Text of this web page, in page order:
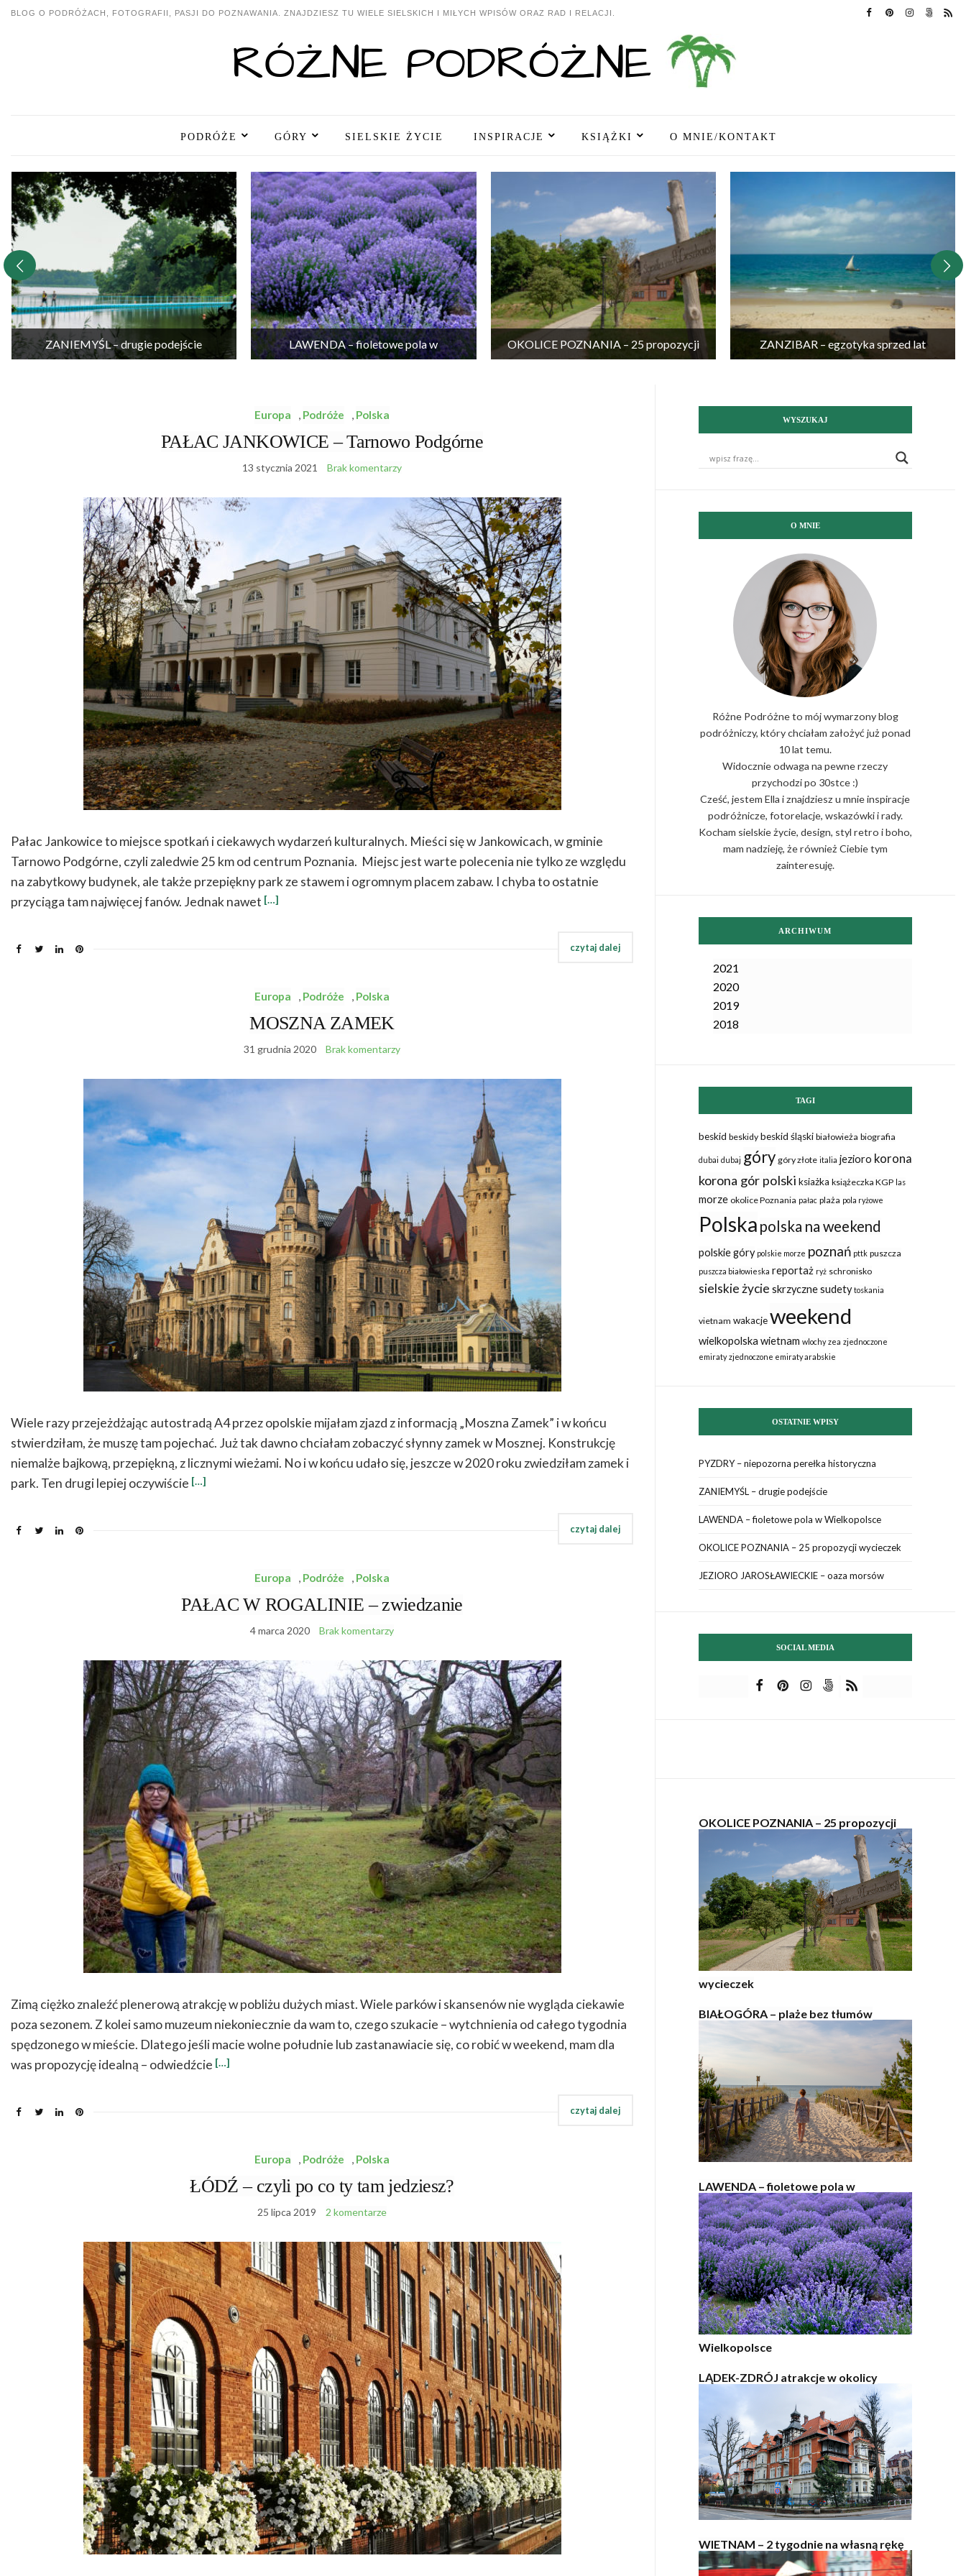
BLOG O PODRÓŻACH, FOTOGRAFII, PASJI DO POZNAWANIA. ZNAJDZIESZ TU WIELE SIELSKICH I MIŁYCH WPISÓW ORAZ RAD I RELACJI.
PODRÓŻE GÓRY SIELSKIE ŻYCIE INSPIRACJE KSIĄŻKI O MNIE/KONTAKT
ZANIEMYŚL – drugie podejście
LAWENDA – fioletowe pola w
OKOLICE POZNANIA – 25 propozycji
ZANZIBAR – egzotyka sprzed lat
Europa , Podróże , Polska
PAŁAC JANKOWICE – Tarnowo Podgórne
13 stycznia 2021 Brak komentarzy
Pałac Jankowice to miejsce spotkań i ciekawych wydarzeń kulturalnych. Mieści się w Jankowicach, w gminie
Tarnowo Podgórne, czyli zaledwie 25 km od centrum Poznania. Miejsc jest warte polecenia nie tylko ze względu
na zabytkowy budynek, ale także przepiękny park ze stawem i ogromnym placem zabaw. I chyba to ostatnie
przyciąga tam najwięcej fanów. Jednak nawet […]
Europa , Podróże , Polska
MOSZNA ZAMEK
31 grudnia 2020 Brak komentarzy
Wiele razy przejeżdżając autostradą A4 przez opolskie mijałam zjazd z informacją „Moszna Zamek” i w końcu
stwierdziłam, że muszę tam pojechać. Już tak dawno chciałam zobaczyć słynny zamek w Mosznej. Konstrukcję
niemalże bajkową, przepiękną, z licznymi wieżami. No i w końcu udało się, jeszcze w 2020 roku zwiedziłam zamek i
park. Ten drugi lepiej oczywiście […]
Europa , Podróże , Polska
PAŁAC W ROGALINIE – zwiedzanie
4 marca 2020 Brak komentarzy
Zimą ciężko znaleźć plenerową atrakcję w pobliżu dużych miast. Wiele parków i skansenów nie wygląda ciekawie
poza sezonem. Z kolei samo muzeum niekoniecznie da wam to, czego szukacie – wytchnienia od całego tygodnia
spędzonego w mieście. Dlatego jeśli macie wolne południe lub zastanawiacie się, co robić w weekend, mam dla
was propozycję idealną – odwiedźcie […]
Europa , Podróże , Polska
ŁÓDŹ – czyli po co ty tam jedziesz?
25 lipca 2019 2 komentarze
WYSZUKAJ
O MNIE
Różne Podróżne to mój wymarzony blog
podróżniczy, który chciałam założyć już ponad
10 lat temu.
Widocznie odwaga na pewne rzeczy
przychodzi po 30stce :)
Cześć, jestem Ella i znajdziesz u mnie inspiracje
podróżnicze, fotorelacje, wskazówki i rady.
Kocham sielskie życie, design, styl retro i boho,
mam nadzieję, że również Ciebie tym
zainteresuję.
ARCHIWUM
2021
2020
2019
2018
TAGI
beskid beskidy beskid śląski białowieża biografia
dubai dubaj góry góry złote italia jezioro korona
korona gór polski ksiażka książeczka KGP las
morze okolice Poznania pałac plaża pola ryżowe
Polska polska na weekend
polskie góry polskie morze poznań pttk puszcza
puszcza białowieska reportaż ryż schronisko
sielskie życie skrzycznesudety toskania
vietnam wakacjeweekend
wielkopolska wietnam wlochy zea zjednoczone
emiraty zjednoczone emiraty arabskie
OSTATNIE WPISY
PYZDRY – niepozorna perełka historyczna
ZANIEMYŚL – drugie podejście
LAWENDA – fioletowe pola w Wielkopolsce
OKOLICE POZNANIA – 25 propozycji wycieczek
JEZIORO JAROSŁAWIECKIE – oaza morsów
SOCIAL MEDIA
OKOLICE POZNANIA – 25 propozycji
wycieczek
BIAŁOGÓRA – plaże bez tłumów
LAWENDA – fioletowe pola w
Wielkopolsce
LĄDEK-ZDRÓJ atrakcje w okolicy
WIETNAM – 2 tygodnie na własną rękę